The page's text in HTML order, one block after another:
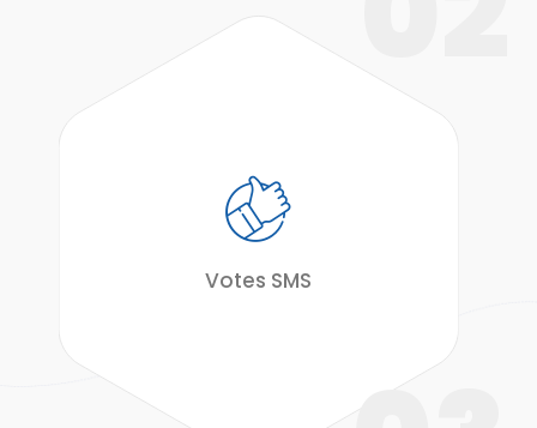
Votes SMS